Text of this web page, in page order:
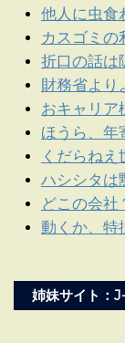
他人に虫食
カスゴミ
折口の話は
財務省より
おキャリ
ほうら、年
くだらねえ
ハシシタは
どこの会社
動くか、特
姉妹サイト：